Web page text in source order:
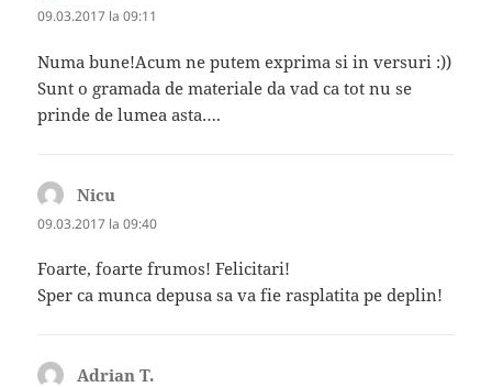
09.03.2017 la 09:11
Numa bune!Acum ne putem exprima si in versuri :))
Sunt o gramada de materiale da vad ca tot nu se
prinde de lumea asta….
Nicu
09.03.2017 la 09:40
Foarte, foarte frumos! Felicitari!
Sper ca munca depusa sa va fie rasplatita pe deplin!
Adrian T.